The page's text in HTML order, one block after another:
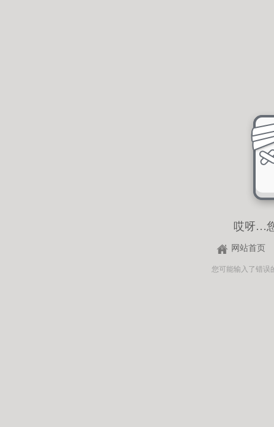
哎呀…
网站首页
您可能输入了错误